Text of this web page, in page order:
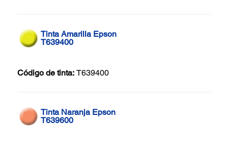
Tinta Amarilla Epson
T639400
Código de tinta: T639400
Tinta Naranja Epson
T639600